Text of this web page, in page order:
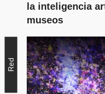
la inteligencia
museos
Red